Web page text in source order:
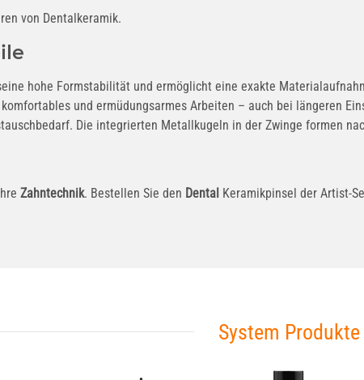
von Dentalkeramik.
hohe Formstabilität und ermöglicht eine exakte
und ermüdungsarmes Arbeiten – auch bei längeren
Die integrierten Metallkugeln in der Zwinge formen
Zahntechnik. Bestellen Sie den Dental Keramikpinsel der Artist-
System Produkte